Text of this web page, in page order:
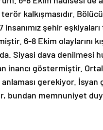
kalkışmasıdır.
şehir
6-8 Ekim olaylarını
Siyasi dava denilmesi
göstermiştir.
gerekiyor.
bundan memnuniyet